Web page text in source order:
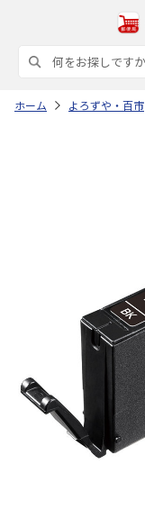
ホーム よろずや・百市